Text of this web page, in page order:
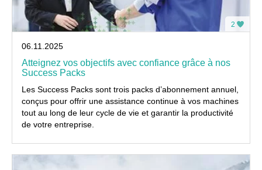
2
06.11.2025
Atteignez vos objectifs avec confiance grâce à nos
Success Packs
Les Success Packs sont trois packs d’abonnement annuel,
conçus pour offrir une assistance continue à vos machines
tout au long de leur cycle de vie et garantir la productivité
de votre entreprise.